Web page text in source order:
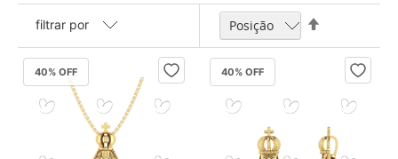
Definir
Decrescente
40% OFF 40% OFF
filtrar por